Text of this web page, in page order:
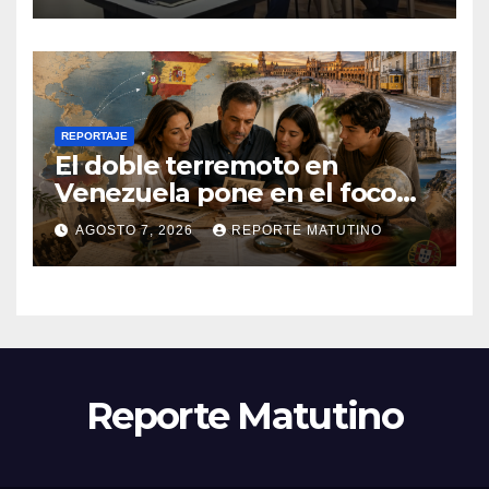
REPORTAJE
El doble terremoto en
Venezuela pone en el foco
las alternativas legales para
solicitar la nacionalidad por
parte de personas con
AGOSTO 7, 2026 REPORTE MATUTINO
Reporte Matutino